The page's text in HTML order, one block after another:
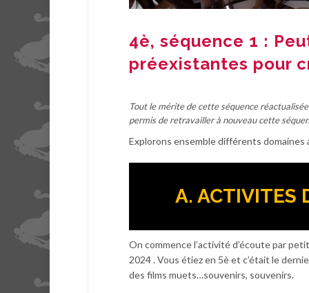
4è, séquence 1 :
préexistantes pour
Tout le mérite de cette séquence
permis de retravailler à nouveau cette
Explorons ensemble différents
A. ACTIVITES
On commence l’activité d’écoute par
2024 . Vous étiez en 5è et c’était le
des films muets…souvenirs, souvenirs.